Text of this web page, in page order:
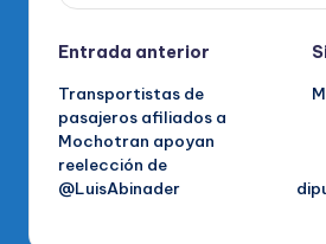
Navegación
de
entradas
Entrada anterior
Transportistas de
pasajeros afiliados a
Mochotran apoyan
reelección de
@LuisAbinader